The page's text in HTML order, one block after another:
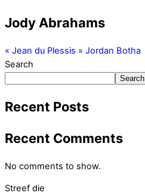
Jody Abrahams
« Jean du Plessis » Jordan Botha
Search
Search
Recent Posts
Recent Comments
No comments to show.
Streef die